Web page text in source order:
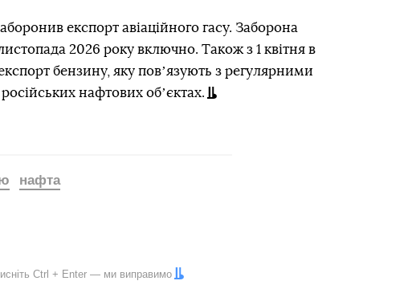
експорт авіаційного гасу. Заборона
2026 року включно. Також з 1 квітня в
бензину, яку повʼязують з регулярними
нафтових обʼєктах.
нафта
Ctrl + Enter — ми виправимо